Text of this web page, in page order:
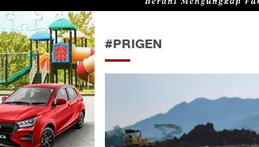
#PRIGEN